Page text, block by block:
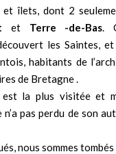
îlets, dont 2
et Terre -de-Bas.
les Saintes,
habitants de
de Bretagne .
est la plus visitée et
n’a pas perdu de son
nous sommes